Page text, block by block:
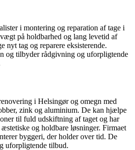
i montering og reparation af tage i
på holdbarhed og lang levetid af
nyt tag og reparere eksisterende.
og tilbyder rådgivning og uforpligtende
i Helsingør og omegn med
zink og aluminium. De kan hjælpe
til fuld udskiftning af taget og har
og holdbare løsninger. Firmaet
byggeri, der holder over tid. De
uforpligtende tilbud.